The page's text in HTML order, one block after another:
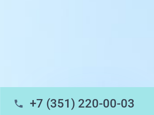
помощь)
Профосмотры, ул.Труда, 183Б
+7 (351) 220-00-03